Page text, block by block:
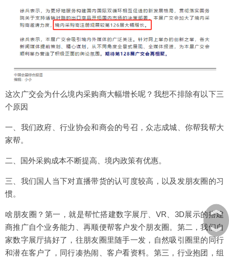
这次广交会为什么境内采购商大幅增长呢？我想不排除有以下三
个原因
一、我们政府、行业协会和商会的号召，众志成城、你帮我帮大
家帮。
二、国外采购成本不断提高、境内政策有优惠。
三、我们国人当下对直播带货的认可度较高，以及发朋友圈的习
惯。
啥朋友圈？第一，就是帮忙搭建数字展厅、VR、3D展示的搭建
商推广自个业务能力、再顺便帮客户发个朋友圈。第二，我们自
家数字展厅搞好了，往朋友圈里随手一发，自然吸引圈里的同行
和潜在客户了，同行凑热闹、客户看资料。第三，行业抱团，组
︽
︾